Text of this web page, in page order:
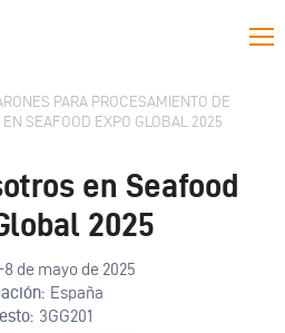
PARA PROCESAMIENTO DE
SEAFOOD EXPO GLOBAL 2025
en Seafood
2025
8 de mayo de 2025
España
3GG201